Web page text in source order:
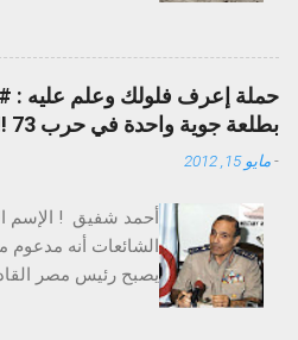
السكري لاستخراج
التغيير تكشف
المنهوب بالسكري
السكري غدا ما هو
استخراج الذهب منه
لانخفاض تركيز الذهب
لسعر
حملة إعرف فلولك وعلم عليه :
بطلعة جوية واحدة في حرب 73 !!
-مايو 15, 2012
أحمد شفيق ! الإسم
الشائعات أنه
يصبح رئيس مصر